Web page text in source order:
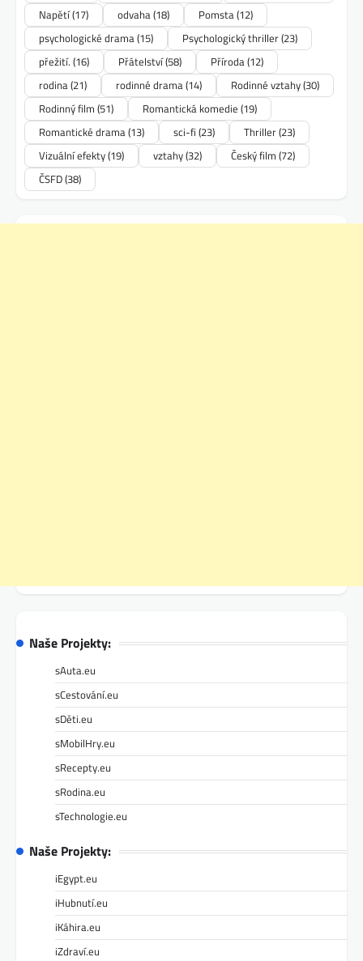
Napětí(17) odvaha(18) Pomsta(12)
psychologické drama(15) Psychologický thriller(23)
přežití. (16) Přátelství(58) Příroda(12)
rodina(21) rodinné drama(14) Rodinné vztahy(30)
Rodinný film (51) Romantická komedie (19)
Romantické drama(13) sci-fi (23) Thriller(23)
Vizuální efekty(19) vztahy(32) Český film (72)
ČSFD(38)
Naše Projekty:
sAuta.eu
sCestování.eu
sDěti.eu
sMobilHry.eu
sRecepty.eu
sRodina.eu
sTechnologie.eu
Naše Projekty:
iEgypt.eu
iHubnutí.eu
iKáhira.eu
iZdraví.eu